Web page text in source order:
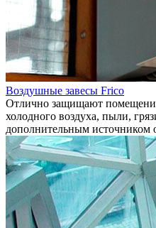
Воздушные завесы Frico
Отлично защищают
холодного воздуха, пыли,
дополнительным источником